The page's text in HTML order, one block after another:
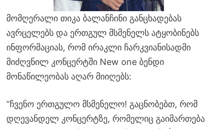
მომღერალი თიკა ბალანჩინი განცხადებას
ავრცელებს და ერთგულ მსმენელს ატყობინებს
ინფორმაციას, რომ ირაკლი ჩარკვიანისადმი
მიძღვნილ კონცერტში New one ბენდი
მონაწილეობას აღარ მიიღებს:
“ჩვენო ერთგულო მსმენელო! გაცნობებთ, რომ
დღევანდელ კონცერტზე, რომელიც გაიმართება